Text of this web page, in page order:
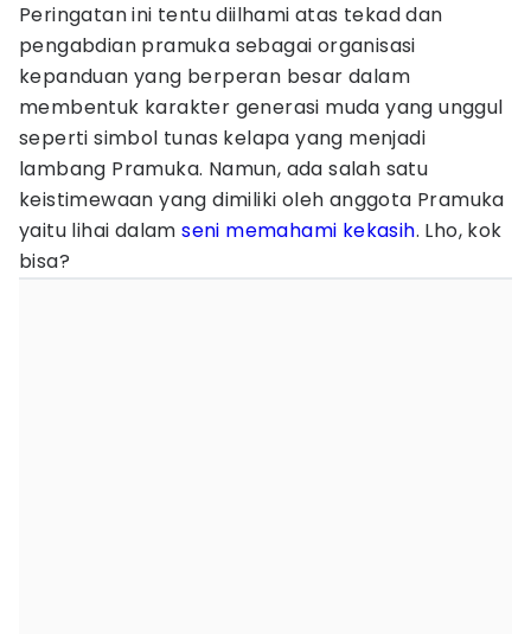
Peringatan ini tentu diilhami atas tekad dan
pengabdian pramuka sebagai organisasi
kepanduan yang berperan besar dalam
membentuk karakter generasi muda yang unggul
seperti simbol tunas kelapa yang menjadi
lambang Pramuka. Namun, ada salah satu
keistimewaan yang dimiliki oleh anggota Pramuka
yaitu lihai dalamseni memahami kekasih. Lho, kok
bisa?